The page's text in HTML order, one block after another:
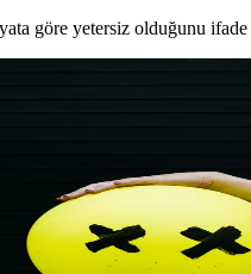
göre yetersiz olduğunu